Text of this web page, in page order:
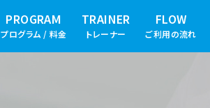
PROGRAM
プログラム / 料金
TRAINER
トレーナー
FLOW
ご利用の流れ